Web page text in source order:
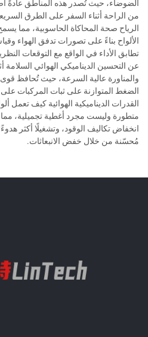
الضوضاء، حيث تُصدر هذه المناطق عادةً
من الراحة أثناء السفر على الطرق
الرياح صحة المحاكاة الحاسوبية، مما
الألواح بناءً على تصورات تدفق الهواء
تطابق الأداء في الواقع مع التوقعات
عن التحسين الديناميكي الهوائي السلامة
والمناورة عالية السرعة، حيث تُحافظ
الضغط المتوازنة على ثبات المركبات
القدرات الديناميكية الهوائية كيف تعمل
متطورة وليست مجرد أغطية تجميلية،
انخفاض تكاليف الوقود، وتشغيلًا أكثر
مُحسّنة من خلال خفض الانبعاثات.